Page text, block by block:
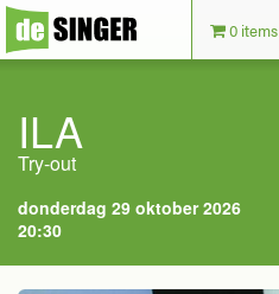
0 items
ILA
Try-out
donderdag 29 oktober 2026
20:30